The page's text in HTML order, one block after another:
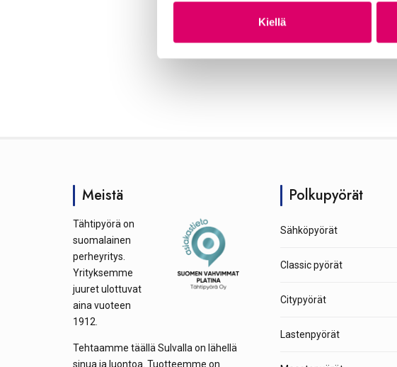
k
Kiellä
Meistä
Tähtipyörä on
suomalainen
perheyritys.
Yrityksemme
juuret ulottuvat
aina vuoteen
1912.
Tehtaamme täällä Sulvalla on lähellä
sinua ja luontoa. Tuotteemme on
Polkupyörät
Sähköpyörät
Classic pyörät
Citypyörät
Lastenpyörät